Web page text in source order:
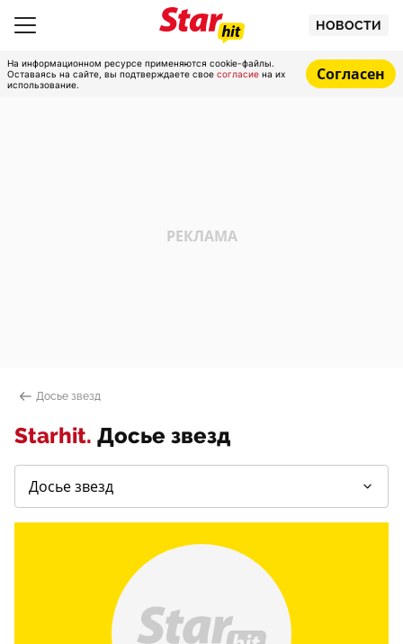
НОВОСТИ
На информационном ресурсе применяются cookie-файлы.
Оставаясь на сайте, вы подтверждаете свое согласие на их
использование.
Согласен
Досье звезд
Starhit. Досье звезд